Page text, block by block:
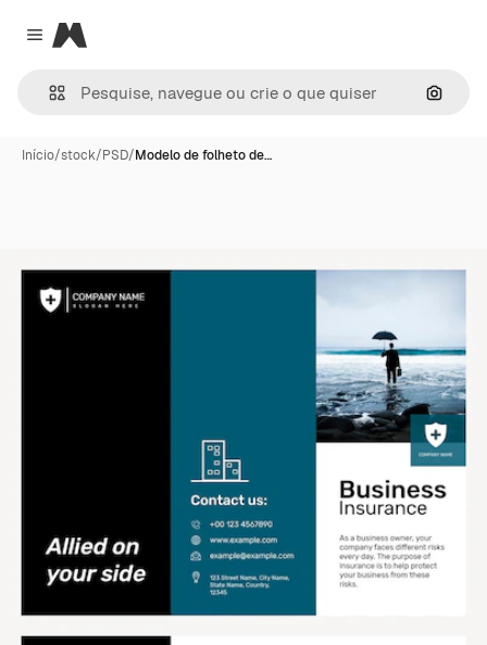
Close menu
Magnific
Início/stock/PSD/Modelo de folheto de…